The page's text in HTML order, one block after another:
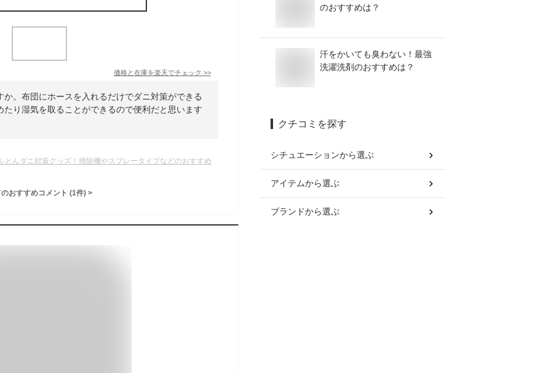
価格と在庫を楽天でチェック >>
。布団にホースを入れるだけでダニ対策ができる
り湿気を取ることができるので便利だと思います
とんダニ対策グッズ！掃除機やスプレータイプなどのおすすめ
おすすめコメント (1件) >
のおすすめは？
汗をかいても臭わない！最強
洗濯洗剤のおすすめは？
クチコミを探す
シチュエーションから選ぶ
アイテムから選ぶ
ブランドから選ぶ